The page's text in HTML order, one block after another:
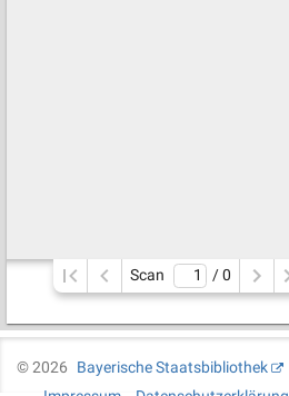
Scan / 0
©2026
Bayerische Staatsbibliothek